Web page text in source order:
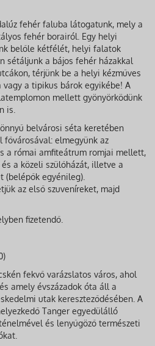
fehér faluba látogatunk, mely a
fehér borairól. Egy helyi
belőle kétfélét, helyi falatok
sétáljunk a bájos fehér házakkal
térjünk be a helyi kézműves
a tipikus bárok egyikébe! A
mellett gyönyörködünk
is.
belvárosi séta keretében
fővárosával: elmegyünk az
a római amfiteátrum romjai mellett,
a közeli szülőházát, illetve a
(belépők egyénileg).
az első szuveníreket, majd
fizetendő.
fekvő varázslatos város, ahol
amely évszázadok óta áll a
utak kereszteződésében. A
Tanger egyedülálló
és lenyűgöző természeti